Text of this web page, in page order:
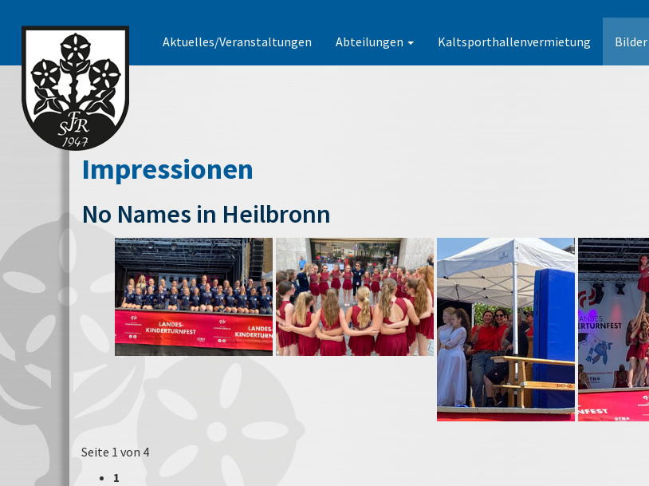
Aktuelles/Veranstaltungen Abteilungen Kaltsporthallenvermietung Bilder
Impressionen
No Names in Heilbronn
Seite 1 von 4
1